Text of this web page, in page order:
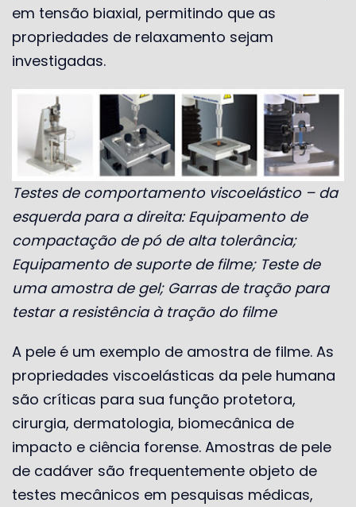
em tensão biaxial, permitindo que as
propriedades de relaxamento sejam
investigadas.
Testes de comportamento viscoelástico – da
esquerda para a direita: Equipamento de
compactação de pó de alta tolerância;
Equipamento de suporte de filme; Teste de
uma amostra de gel; Garras de tração para
testar a resistência à tração do filme
A pele é um exemplo de amostra de filme. As
propriedades viscoelásticas da pele humana
são críticas para sua função protetora,
cirurgia, dermatologia, biomecânica de
impacto e ciência forense. Amostras de pele
de cadáver são frequentemente objeto de
testes mecânicos em pesquisas médicas,